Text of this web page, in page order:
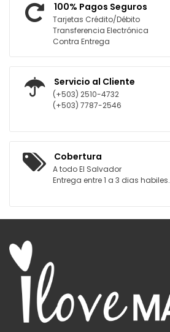
100% Pagos Seguros
Tarjetas Crédito/Débito
Transferencia Electrónica
Contra Entrega
Servicio al Cliente
(+503) 2510-4732
(+503) 7787-2546
Cobertura
A todo El Salvador
Entrega entre 1 a 3 dias habiles.